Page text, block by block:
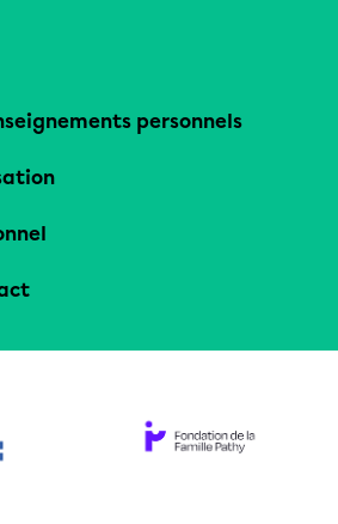
personnels